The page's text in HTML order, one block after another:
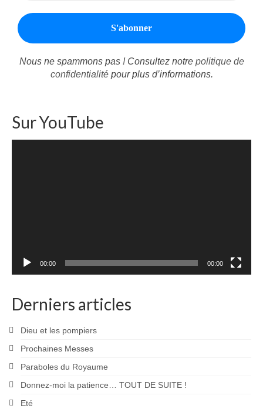
Nous ne spammons pas ! Consultez notre politique de
confidentialitépour plus d’informations.
Sur YouTube
00:00 00:00
Derniers articles
Dieu et les pompiers
Prochaines Messes
Paraboles du Royaume
Donnez-moi la patience… TOUT DE SUITE !
Eté